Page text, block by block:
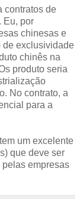
contratos de
Eu, por
chinesas e
de exclusividade
chinês na
produto seria
No contrato, a
para a
um excelente
que deve ser
empresas